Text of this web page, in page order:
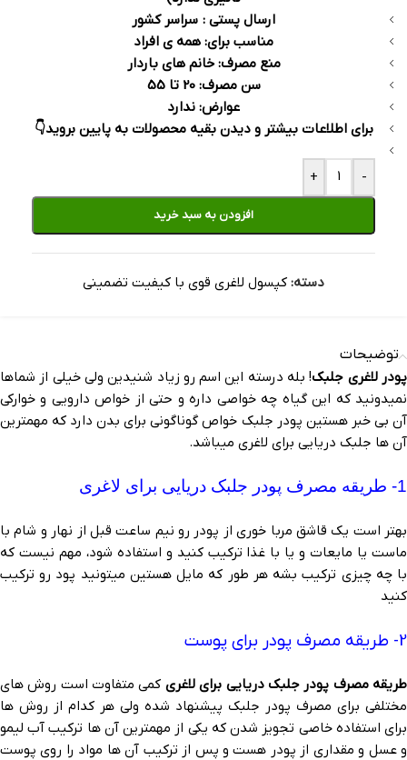
ارسال پستی : سراسر کشور
مناسب برای: همه ی افراد
منع مصرف: خانم های باردار
سن مصرف: 20 تا 55
عوارض: ندارد
برای اطلاعات بیشتر و دیدن بقیه محصولات به پایین بروید👇
-
+
افزودن به سبد خرید
دسته: کپسول لاغری قوی با کیفیت تضمینی
توضیحات
پودر لاغری جلبک! بله درسته این اسم رو زیاد شنیدین ولی خیلی از شماها
نمیدونید که این گیاه چه خواصی داره و حتی از خواص دارویی و خوارکی
آن بی خبر هستین پودر جلبک خواص گوناگونی برای بدن دارد که مهمترین
آن ها جلبک دریایی برای لاغری میباشد.
1- طریقه مصرف پودر جلبک دریایی برای لاغری
بهتر است یک قاشق مربا خوری از پودر رو نیم ساعت قبل از نهار و شام با
ماست یا مایعات و یا با غذا ترکیب کنید و استفاده شود، مهم نیست که
با چه چیزی ترکیب بشه هر طور که مایل هستین میتونید پود رو ترکیب
کنید
2- طریقه مصرف پودر برای پوست
طریقه مصرف پودر جلبک دریایی برای لاغری کمی متفاوت است روش های
مختلفی برای مصرف پودر جلبک پیشنهاد شده ولی هر کدام از روش ها
برای استفاده خاصی تجویز شدن که یکی از مهمترین آن ها ترکیب آب لیمو
و عسل و مقداری از پودر هست و پس از ترکیب آن ها مواد را روی پوست